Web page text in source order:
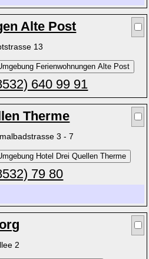
Alte Post
13
640 99 91
Therme
3 - 7
79 80
2